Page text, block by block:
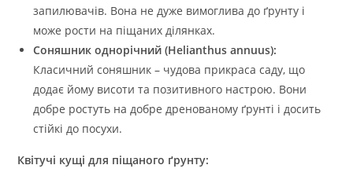
запилювачів. Вона не дуже вимоглива до ґрунту і
може рости на піщаних ділянках.
Соняшник однорічний (Helianthus annuus):
Класичний соняшник – чудова прикраса саду, що
додає йому висоти та позитивного настрою. Вони
добре ростуть на добре дренованому ґрунті і досить
стійкі до посухи.
Квітучі кущі для піщаного ґрунту: